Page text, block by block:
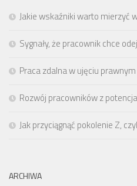
Jakie wskaźniki warto mierzyć
Sygnały, że pracownik chce
Praca zdalna w ujęciu prawnym
Rozwój pracowników z
Jak przyciągnąć pokolenie Z,
ARCHIWA